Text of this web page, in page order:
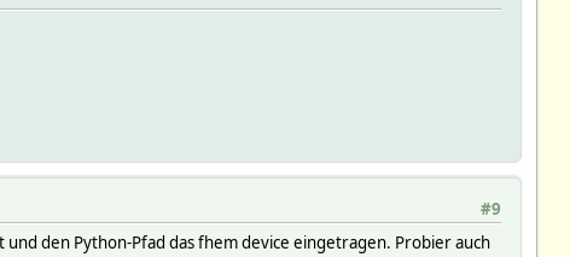
#9
den Python-Pfad das fhem device eingetragen. Probier auch